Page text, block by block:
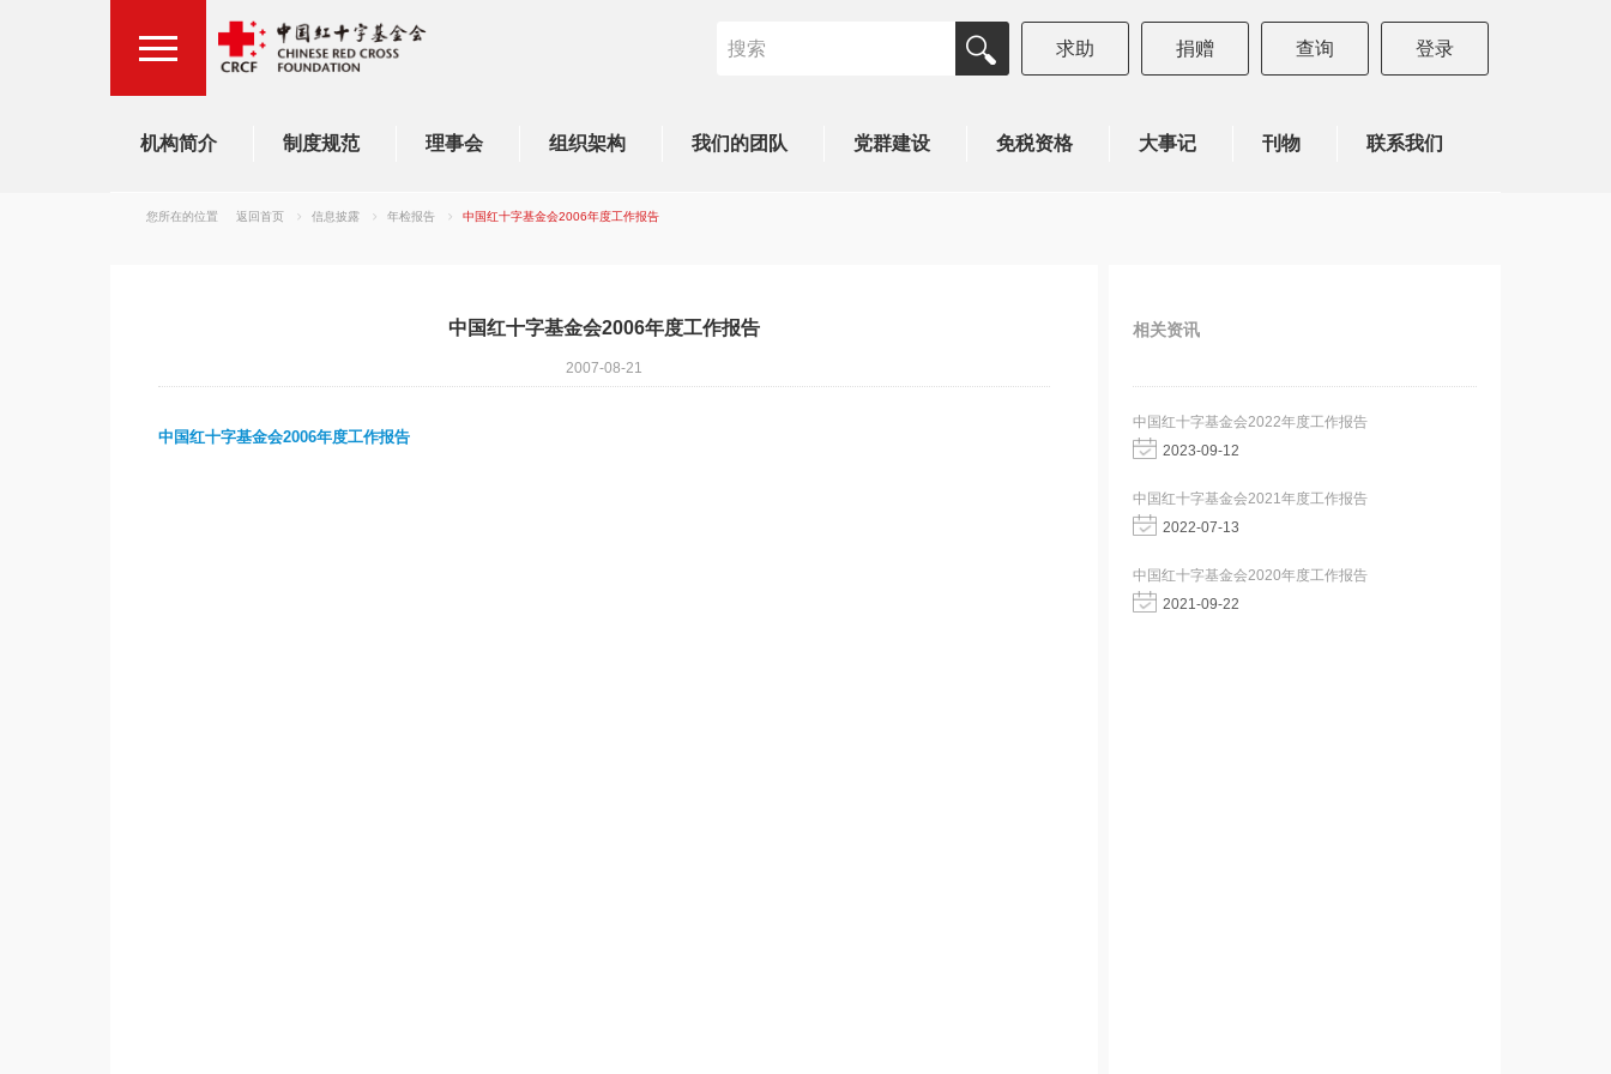
登录
查询
捐赠
求助
机构简介 制度规范 理事会 组织架构 我们的团队 党群建设 免税资格 大事记 刊物 联系我们
您所在的位置 返回首页 信息披露 年检报告 中国红十字基金会2006年度工作报告
中国红十字基金会2006年度工作报告
2007-08-21
中国红十字基金会2006年度工作报告
相关资讯
中国红十字基金会2022年度工作报告
2023-09-12
中国红十字基金会2021年度工作报告
2022-07-13
中国红十字基金会2020年度工作报告
2021-09-22